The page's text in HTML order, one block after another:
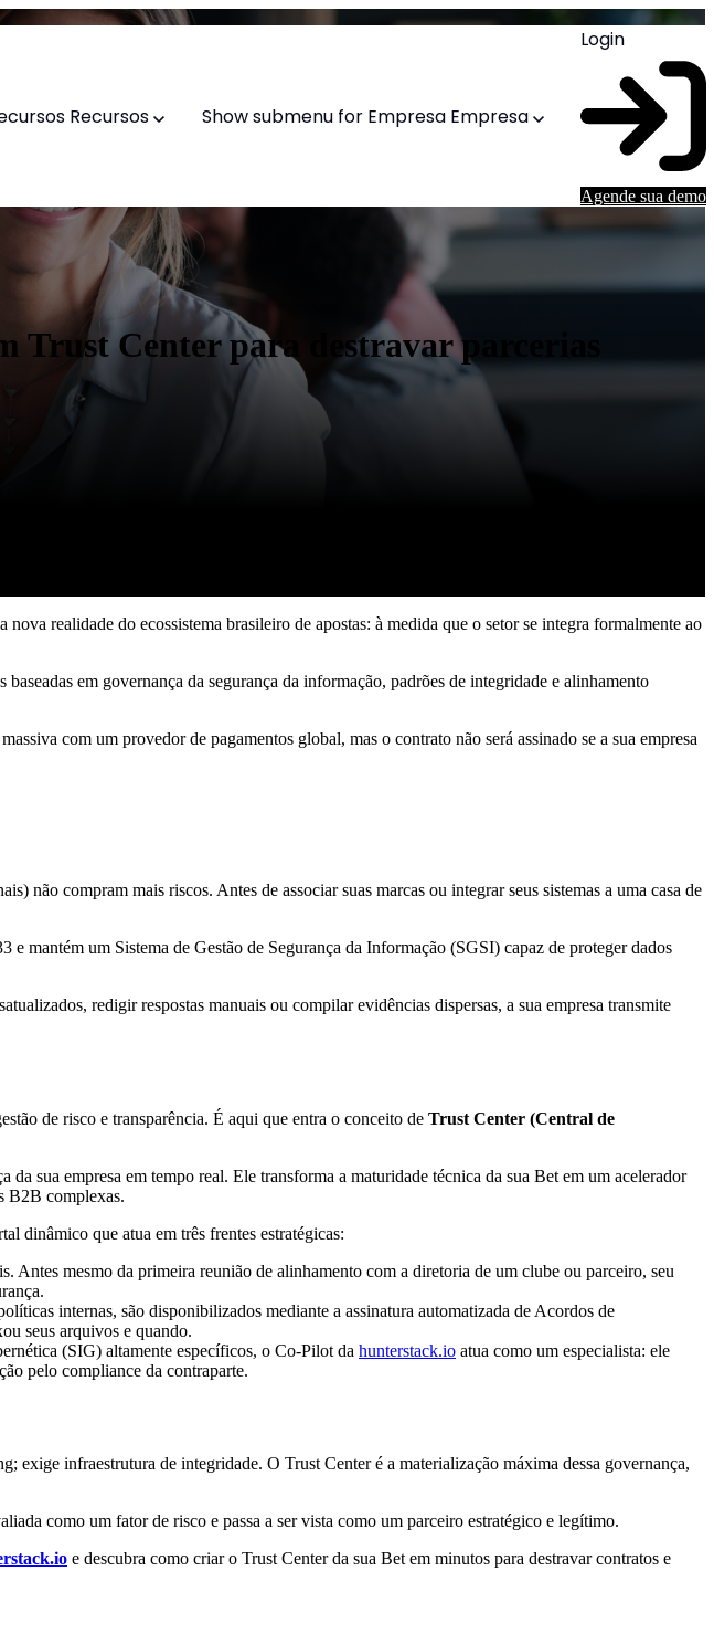
Recursos Show submenu for Empresa Empresa
Login
Agende sua demo
Trust Center para destravar parcerias
realidade do ecossistema brasileiro de apostas: à medida que o setor se integra formalmente ao
em governança da segurança da informação, padrões de integridade e alinhamento
com um provedor de pagamentos global, mas o contrato não será assinado se a sua empresa
não compram mais riscos. Antes de associar suas marcas ou integrar seus sistemas a uma casa de
mantém um Sistema de Gestão de Segurança da Informação (SGSI) capaz de proteger dados
redigir respostas manuais ou compilar evidências dispersas, a sua empresa transmite
de risco e transparência. É aqui que entra o conceito de Trust Center (Central de
sua empresa em tempo real. Ele transforma a maturidade técnica da sua Bet em um acelerador
B2B complexas.
dinâmico que atua em três frentes estratégicas:
Antes mesmo da primeira reunião de alinhamento com a diretoria de um clube ou parceiro, seu
internas, são disponibilizados mediante a assinatura automatizada de Acordos de
seus arquivos e quando.
(SIG) altamente específicos, o Co-Pilot da hunterstack.io atua como um especialista: ele
pelo compliance da contraparte.
exige infraestrutura de integridade. O Trust Center é a materialização máxima dessa governança,
como um fator de risco e passa a ser vista como um parceiro estratégico e legítimo.
e descubra como criar o Trust Center da sua Bet em minutos para destravar contratos e